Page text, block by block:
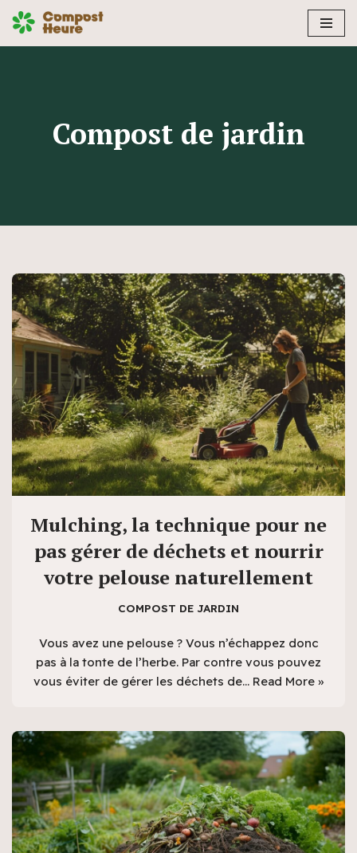
Aller
Compost de jardin
Mulching, la technique pour ne
pas gérer de déchets et nourrir
votre pelouse naturellement
COMPOST DE JARDIN
Vous avez une pelouse ? Vous n’échappez donc
pas à la tonte de l’herbe. Par contre vous pouvez
vous éviter de gérer les déchets de… Read More »